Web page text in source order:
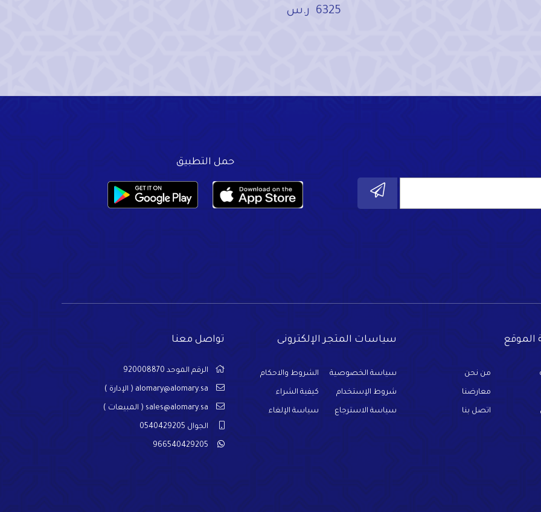
6325 ر.س
حمل التطبيق
الموقع
من نحن
معارضنا
اتصل بنا
سياسات المتجر الإلكترونى
سياسة الخصوصية الشروط والاحكام
شروط الإستخدام كيفية الشراء
سياسة الاسترجاع سياسة الإلغاء
تواصل معنا
الرقم الموحد 920008870
alomary@alomary.sa ( الإدارة )
sales@alomary.sa ( المبيعات )
الجوال 0540429205
966540429205